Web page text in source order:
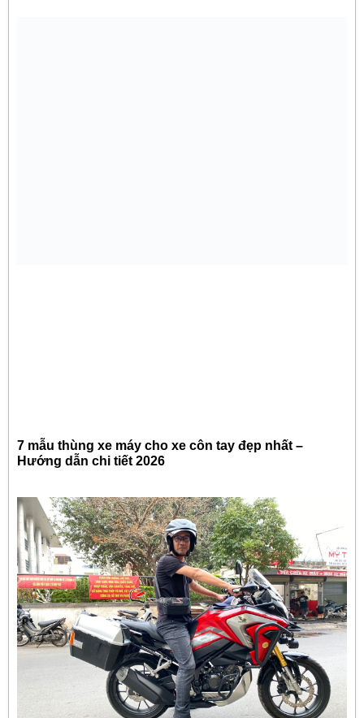
7 mẫu thùng xe máy cho xe côn tay đẹp nhất –
Hướng dẫn chi tiết 2026